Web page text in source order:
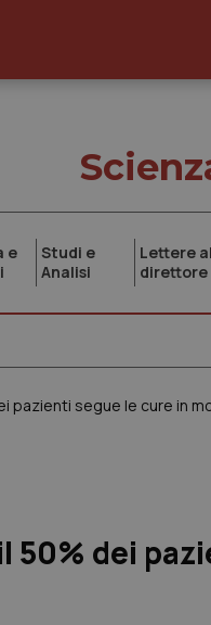
e
Studi e
Analisi
Lettere al
direttore
pazienti segue le cure in
50% dei